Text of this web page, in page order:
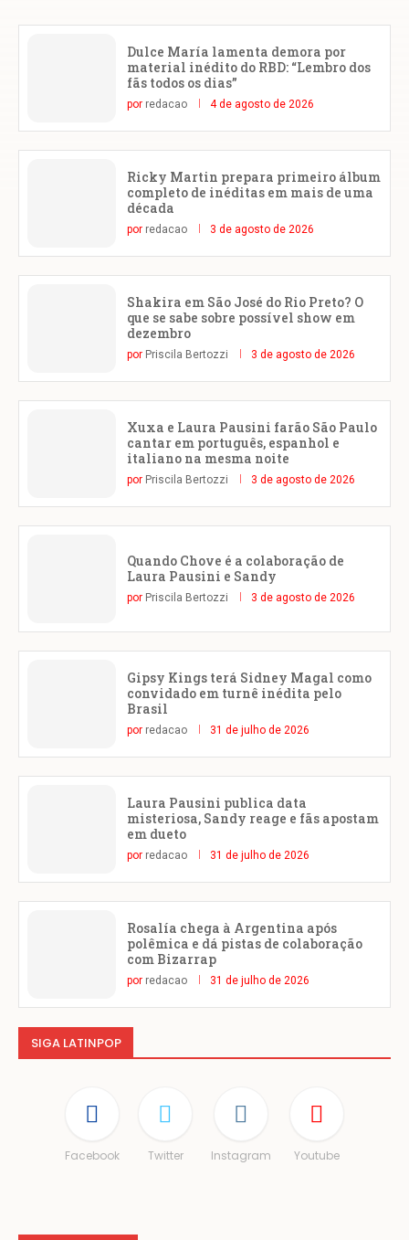
Dulce María lamenta demora por
material inédito do RBD: “Lembro dos
fãs todos os dias”
por redacao 4 de agosto de 2026
Ricky Martin prepara primeiro álbum
completo de inéditas em mais de uma
década
por redacao 3 de agosto de 2026
Shakira em São José do Rio Preto? O
que se sabe sobre possível show em
dezembro
por Priscila Bertozzi 3 de agosto de 2026
Xuxa e Laura Pausini farão São Paulo
cantar em português, espanhol e
italiano na mesma noite
por Priscila Bertozzi 3 de agosto de 2026
Quando Chove é a colaboração de
Laura Pausini e Sandy
por Priscila Bertozzi 3 de agosto de 2026
Gipsy Kings terá Sidney Magal como
convidado em turnê inédita pelo
Brasil
por redacao 31 de julho de 2026
Laura Pausini publica data
misteriosa, Sandy reage e fãs apostam
em dueto
por redacao 31 de julho de 2026
Rosalía chega à Argentina após
polêmica e dá pistas de colaboração
com Bizarrap
por redacao 31 de julho de 2026
SIGA LATINPOP
Facebook Twitter Instagram Youtube